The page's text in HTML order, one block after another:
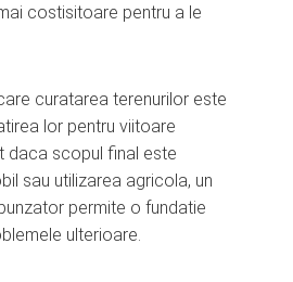
costisitoare pentru a le
curatarea terenurilor este
lor pentru viitoare
daca scopul final este
sau utilizarea agricola, un
permite o fundatie
ulterioare.